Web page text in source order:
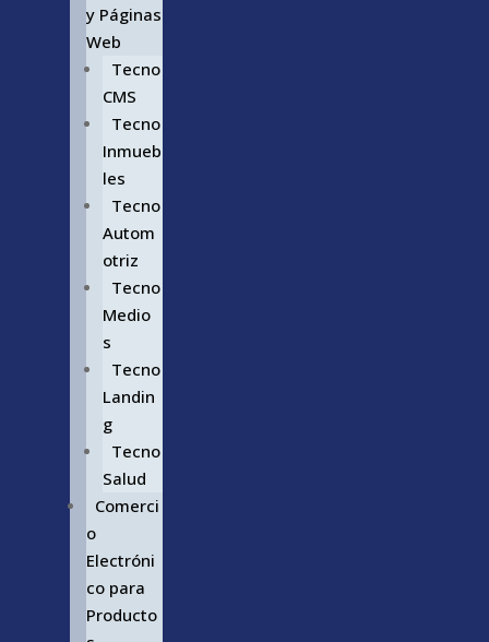
y Páginas
Web
Tecno
CMS
Tecno
Inmueb
les
Tecno
Autom
otriz
Tecno
Medio
s
Tecno
Landin
g
Tecno
Salud
Comerci
o
Electróni
co para
Producto